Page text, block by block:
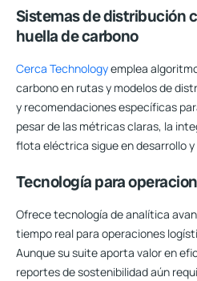
Sistemas de distribución
huella de carbono
Cerca Technologyemplea
carbono en rutas y modelos de
y recomendaciones específicas
pesar de las métricas claras, la
flota eléctrica sigue en desarrollo y
Tecnología para
Ofrece tecnología de analítica
tiempo real para operaciones
Aunque su suite aporta valor en
reportes de sostenibilidad aún